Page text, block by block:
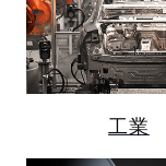
工業